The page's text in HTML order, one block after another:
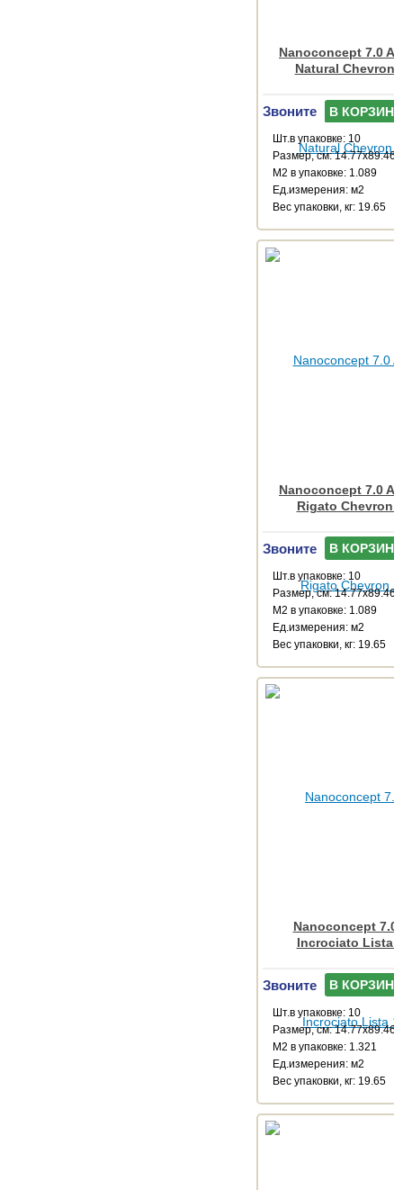
Nanoconcept 7.0
Natural Chevron
Звоните В КОРЗИНУ
Шт.в упаковке: 10
Размер, см: 14.77x89.46
М2 в упаковке: 1.089
Ед.измерения: м2
Веc упаковки, кг: 19.65
Nanoconcept 7.0
Rigato Chevron
Звоните В КОРЗИНУ
Шт.в упаковке: 10
Размер, см: 14.77x89.46
М2 в упаковке: 1.089
Ед.измерения: м2
Веc упаковки, кг: 19.65
Nanoconcept 7.0
Incrociato Lista
Звоните В КОРЗИНУ
Шт.в упаковке: 10
Размер, см: 14.77x89.46
М2 в упаковке: 1.321
Ед.измерения: м2
Веc упаковки, кг: 19.65